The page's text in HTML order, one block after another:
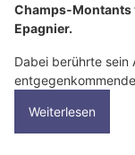
Champs-Montants
Epagnier.
Dabei berührte sein
Weiterlesen